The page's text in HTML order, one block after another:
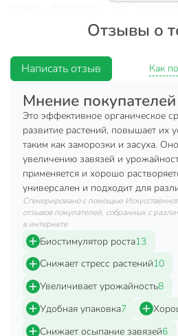
Плоды и овощи можно
Действующее вещество:
пептиды;
Химический класс:
Обладает самой высокой
пептидов.
Повышает урожайность культур:
Улучшает
фертильность пыльцы
семяпочки;
Уменьшает осыпание завязи;
Стимулирует образование
Улучшает
многолетних культур.
Отзывы о
Написать отзыв Как
Мнение покупателей
Это эффективное органическое
развитие растений, повышает их
таким как заморозки и засуха.
увеличению завязей и
применяется и хорошо
универсален и подходит для
Сгенерировано с помощью
отзывов покупателей, собранных с
в интернете
Биостимулятор роста13
Снижает стресс растений10
Увеличивает урожайность8
Удобная упаковка7
Снижает осыпание завязей6